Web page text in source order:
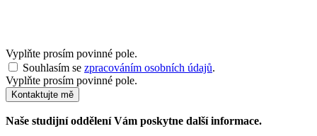
Vyplňte prosím povinné pole.
Souhlasím se zpracováním osobních údajů.
Vyplňte prosím povinné pole.
Kontaktujte mě
Naše studijní oddělení Vám poskytne další informace.